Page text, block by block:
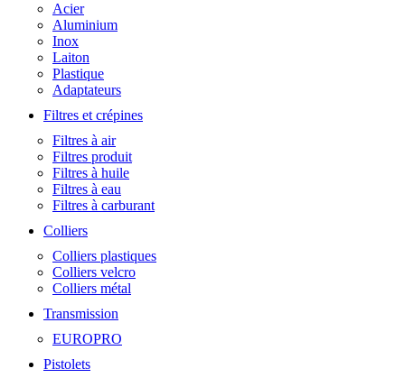
Acier
Aluminium
Inox
Laiton
Plastique
Adaptateurs
Filtres et crépines
Filtres à air
Filtres produit
Filtres à huile
Filtres à eau
Filtres à carburant
Colliers
Colliers plastiques
Colliers velcro
Colliers métal
Transmission
EUROPRO
Pistolets